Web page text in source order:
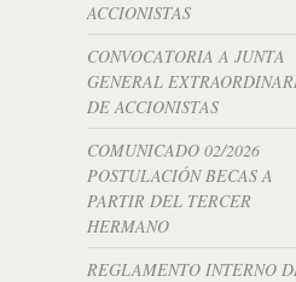
ACCIONISTAS
CONVOCATORIA A JUNTA
GENERAL
DE ACCIONISTAS
COMUNICADO 02/2026
POSTULACIÓN BECAS A
PARTIR DEL TERCER
HERMANO
REGLAMENTO INTERNO